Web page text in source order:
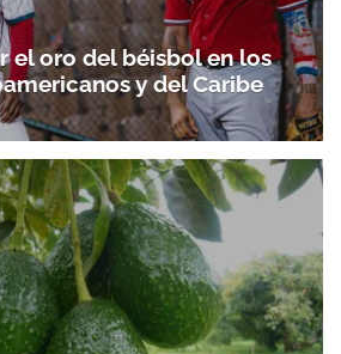
el oro del béisbol en los
y del Caribe